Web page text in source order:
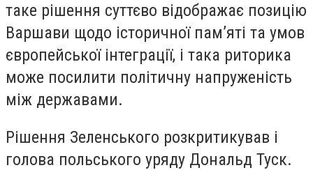
таке рішення суттєво відображає позицію
Варшави щодо історичної пам’яті та умов
європейської інтеграції, і така риторика
може посилити політичну напруженість
між державами.
Рішення Зеленського розкритикував і
голова польського уряду Дональд Туск.